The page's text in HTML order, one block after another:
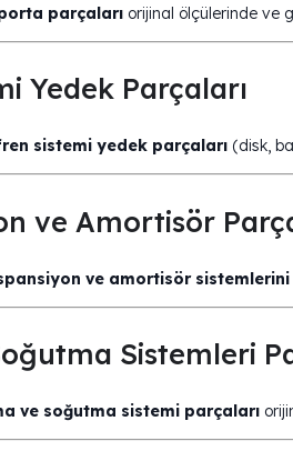
parçaları orijinal ölçülerinde ve
Yedek Parçaları
sistemi yedek parçaları (disk,
ve Amortisör
ve amortisör sistemlerini
Sistemleri
ve soğutma sistemi parçaları